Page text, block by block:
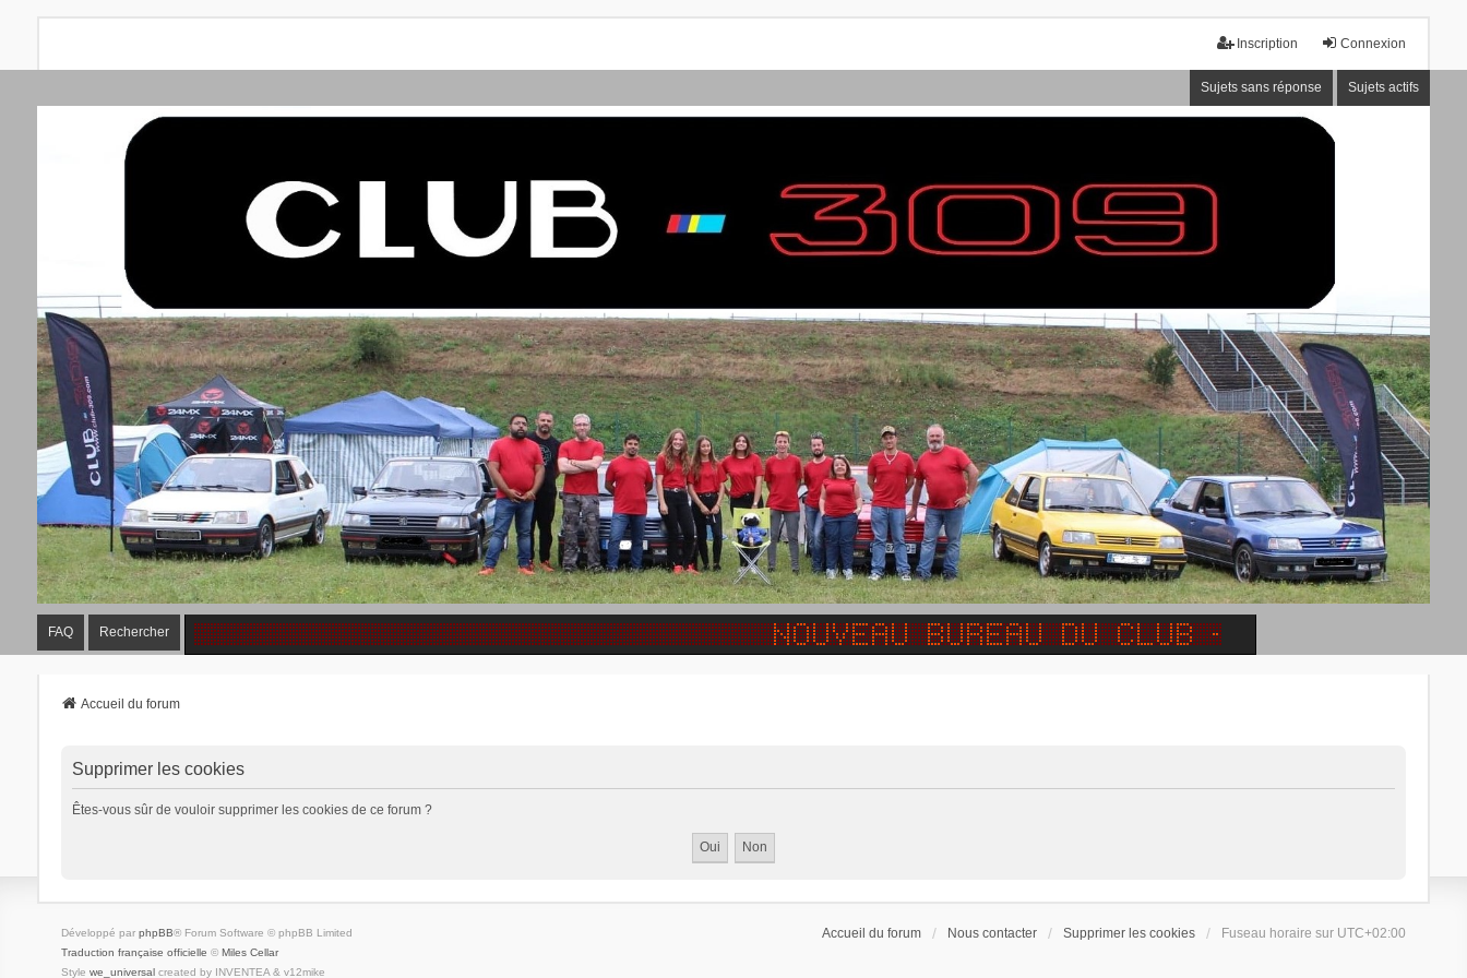
Connexion
Inscription
Sujets sans réponse Sujets actifs
FAQ Rechercher
Accueil du forum
Supprimer les cookies
Êtes-vous sûr de vouloir supprimer les cookies de ce forum ?
Accueil du forum Nous contacter Supprimer les cookies Fuseau horaire sur UTC+02:00
Développé par phpBB® Forum Software © phpBB Limited
Traduction française officielle © Miles Cellar
Style we_universalcreated by INVENTEA & v12mike